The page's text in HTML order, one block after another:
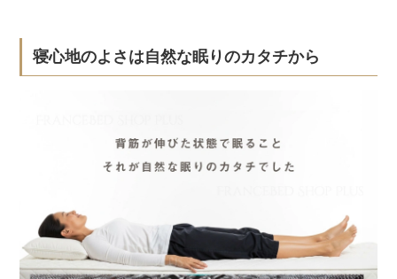
寝心地のよさは自然な眠りのカタチから